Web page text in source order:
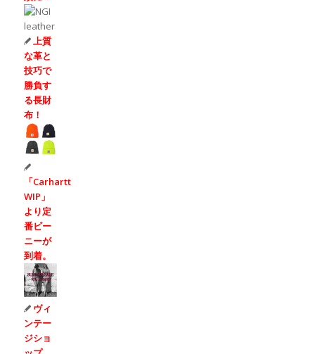
上質
な革と
技巧で
勝負す
る長財
布！
「Carhartt
WIP」
より定
番ビー
ニーが
到着。
ヴィ
ンテー
ジショ